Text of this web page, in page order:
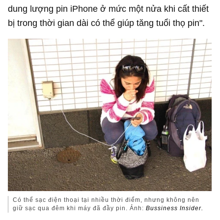
dung lượng pin iPhone ở mức một nửa khi cất thiết
bị trong thời gian dài có thể giúp tăng tuổi thọ pin".
Có thể sạc điện thoại tại nhiều thời điểm, nhưng không nên
giữ sạc qua đêm khi máy đã đầy pin. Ảnh:Bussiness Insider.